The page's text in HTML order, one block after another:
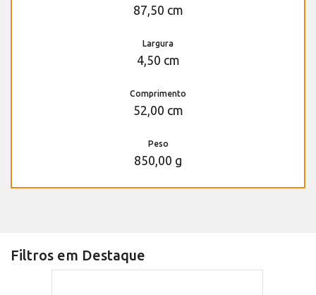
87,50 cm
Largura
4,50 cm
Comprimento
52,00 cm
Peso
850,00 g
Filtros em Destaque